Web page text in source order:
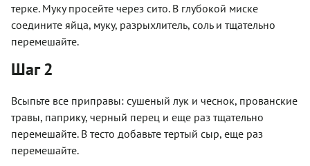
терке. Муку просейте через сито. В глубокой миске
соедините яйца, муку, разрыхлитель, соль и тщательно
перемешайте.
Шаг 2
Всыпьте все приправы: сушеный лук и чеснок, прованские
травы, паприку, черный перец и еще раз тщательно
перемешайте. В тесто добавьте тертый сыр, еще раз
перемешайте.